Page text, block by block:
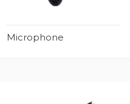
Microphone